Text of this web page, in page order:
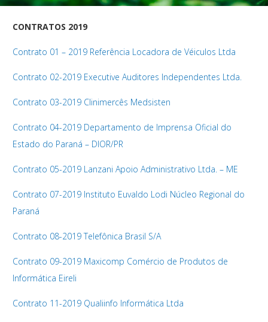
CONTRATOS 2019
Contrato 01 – 2019 Referência Locadora de Véiculos Ltda
Contrato 02-2019 Executive Auditores Independentes Ltda.
Contrato 03-2019 Clinimercês Medsisten
Contrato 04-2019 Departamento de Imprensa Oficial do
Estado do Paraná – DIOR/PR
Contrato 05-2019 Lanzani Apoio Administrativo Ltda. – ME
Contrato 07-2019 Instituto Euvaldo Lodi Núcleo Regional do
Paraná
Contrato 08-2019 Telefônica Brasil S/A
Contrato 09-2019 Maxicomp Comércio de Produtos de
Informática Eireli
Contrato 11-2019 Qualiinfo Informática Ltda